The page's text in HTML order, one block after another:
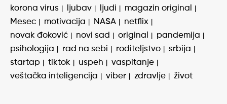
korona virus
ljubav ljudi
magazin original
Mesec
motivacija NASA
netflix
novak đoković
novi sad original
pandemija
psihologija
rad na sebi roditeljstvo
srbija
startap
tiktok uspeh
vaspitanje
veštačka inteligencija
viber zdravlje život